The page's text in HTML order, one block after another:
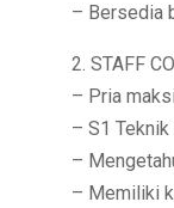
– Bersedia
2. STAFF
– Pria
– S1
–
– Memiliki